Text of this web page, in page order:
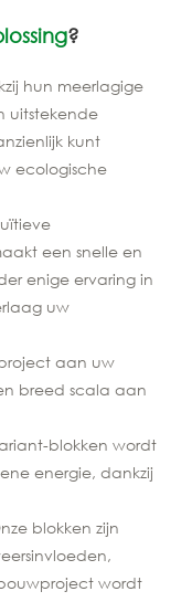
?
hun meerlagige
uitstekende
kunt
ecologische
een snelle en
enige ervaring in
uw
aan uw
breed scala aan
blokken wordt
energie, dankzij
blokken zijn
wordt